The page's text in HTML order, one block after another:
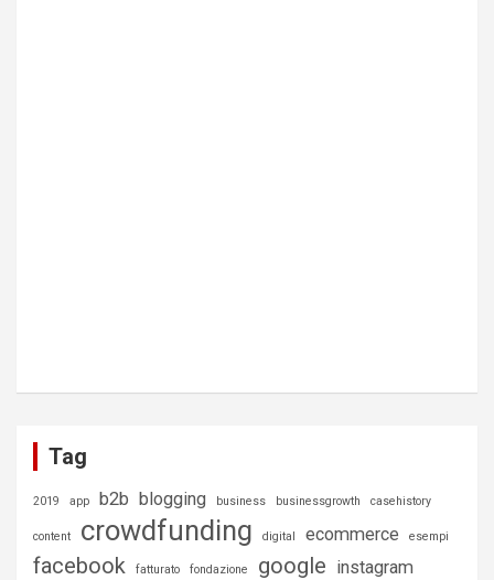
Tag
2019 app b2b blogging business businessgrowth casehistory
content crowdfunding digital ecommerce esempi
facebook fatturato fondazione google instagram